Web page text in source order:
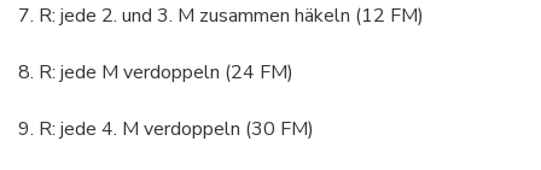
7. R: jede 2. und 3. M zusammen häkeln (12 FM)
8. R: jede M verdoppeln (24 FM)
9. R: jede 4. M verdoppeln (30 FM)